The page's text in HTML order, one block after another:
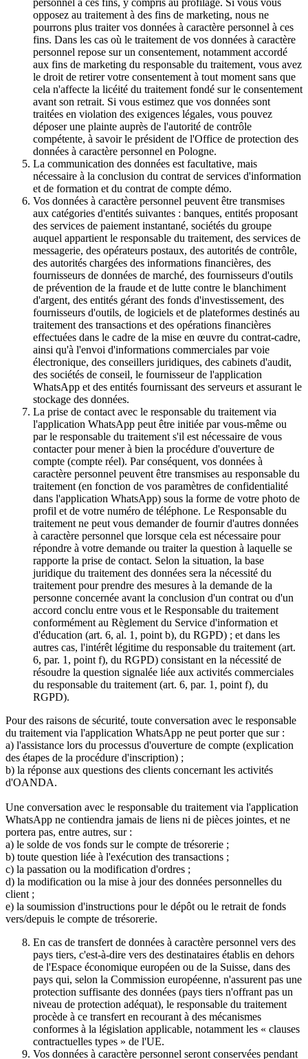
personnel à ces fins, y compris au profilage. Si vous vous
opposez au traitement à des fins de marketing, nous ne
pourrons plus traiter vos données à caractère personnel à ces
fins. Dans les cas où le traitement de vos données à caractère
personnel repose sur un consentement, notamment accordé
aux fins de marketing du responsable du traitement, vous avez
le droit de retirer votre consentement à tout moment sans que
cela n'affecte la licéité du traitement fondé sur le consentement
avant son retrait. Si vous estimez que vos données sont
traitées en violation des exigences légales, vous pouvez
déposer une plainte auprès de l'autorité de contrôle
compétente, à savoir le président de l'Office de protection des
données à caractère personnel en Pologne.
La communication des données est facultative, mais
nécessaire à la conclusion du contrat de services d'information
et de formation et du contrat de compte démo.
Vos données à caractère personnel peuvent être transmises
aux catégories d'entités suivantes : banques, entités proposant
des services de paiement instantané, sociétés du groupe
auquel appartient le responsable du traitement, des services de
messagerie, des opérateurs postaux, des autorités de contrôle,
des autorités chargées des informations financières, des
fournisseurs de données de marché, des fournisseurs d'outils
de prévention de la fraude et de lutte contre le blanchiment
d'argent, des entités gérant des fonds d'investissement, des
fournisseurs d'outils, de logiciels et de plateformes destinés au
traitement des transactions et des opérations financières
effectuées dans le cadre de la mise en œuvre du contrat-cadre,
ainsi qu'à l'envoi d'informations commerciales par voie
électronique, des conseillers juridiques, des cabinets d'audit,
des sociétés de conseil, le fournisseur de l'application
WhatsApp et des entités fournissant des serveurs et assurant le
stockage des données.
La prise de contact avec le responsable du traitement via
l'application WhatsApp peut être initiée par vous-même ou
par le responsable du traitement s'il est nécessaire de vous
contacter pour mener à bien la procédure d'ouverture de
compte (compte réel). Par conséquent, vos données à
caractère personnel peuvent être transmises au responsable du
traitement (en fonction de vos paramètres de confidentialité
dans l'application WhatsApp) sous la forme de votre photo de
profil et de votre numéro de téléphone. Le Responsable du
traitement ne peut vous demander de fournir d'autres données
à caractère personnel que lorsque cela est nécessaire pour
répondre à votre demande ou traiter la question à laquelle se
rapporte la prise de contact. Selon la situation, la base
juridique du traitement des données sera la nécessité du
traitement pour prendre des mesures à la demande de la
personne concernée avant la conclusion d'un contrat ou d'un
accord conclu entre vous et le Responsable du traitement
conformément au Règlement du Service d'information et
d'éducation (art. 6, al. 1, point b), du RGPD) ; et dans les
autres cas, l'intérêt légitime du responsable du traitement (art.
6, par. 1, point f), du RGPD) consistant en la nécessité de
résoudre la question signalée liée aux activités commerciales
du responsable du traitement (art. 6, par. 1, point f), du
RGPD).
Pour des raisons de sécurité, toute conversation avec le responsable
du traitement via l'application WhatsApp ne peut porter que sur :
a) l'assistance lors du processus d'ouverture de compte (explication
des étapes de la procédure d'inscription) ;
b) la réponse aux questions des clients concernant les activités
d'OANDA.
Une conversation avec le responsable du traitement via l'application
WhatsApp ne contiendra jamais de liens ni de pièces jointes, et ne
portera pas, entre autres, sur :
a) le solde de vos fonds sur le compte de trésorerie ;
b) toute question liée à l'exécution des transactions ;
c) la passation ou la modification d'ordres ;
d) la modification ou la mise à jour des données personnelles du
client ;
e) la soumission d'instructions pour le dépôt ou le retrait de fonds
vers/depuis le compte de trésorerie.
En cas de transfert de données à caractère personnel vers des
pays tiers, c'est-à-dire vers des destinataires établis en dehors
de l'Espace économique européen ou de la Suisse, dans des
pays qui, selon la Commission européenne, n'assurent pas une
protection suffisante des données (pays tiers n'offrant pas un
niveau de protection adéquat), le responsable du traitement
procède à ce transfert en recourant à des mécanismes
conformes à la législation applicable, notamment les « clauses
contractuelles types » de l'UE.
Vos données à caractère personnel seront conservées pendant